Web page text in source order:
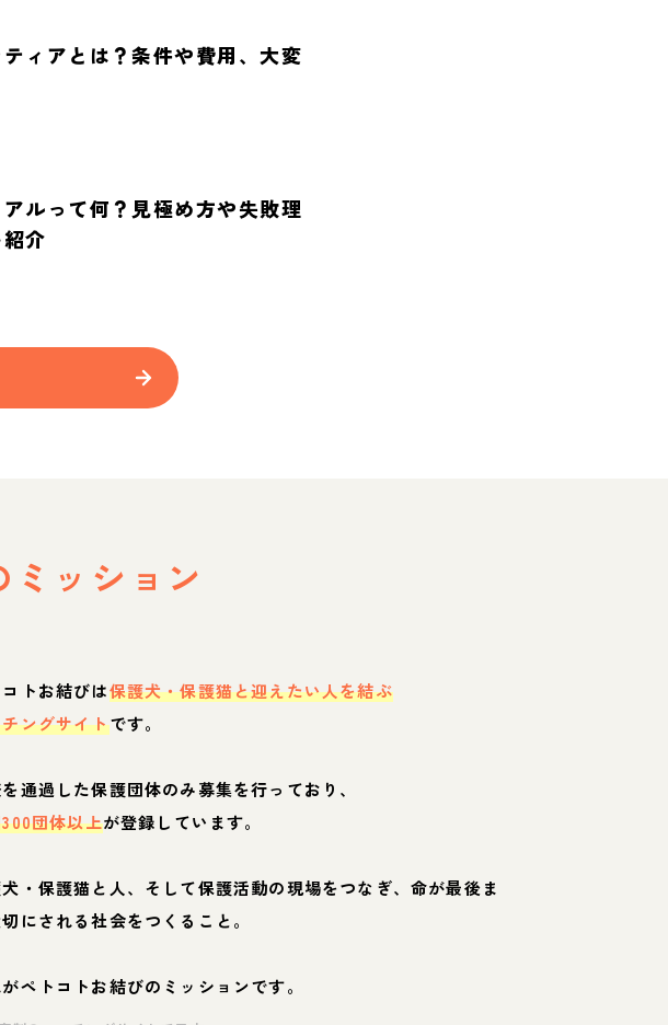
ティアとは？条件や費用、大変
ルって何？見極め方や失敗理
介
ミッション
トお結びは保護犬・保護猫と迎えたい人を結ぶ
ングサイトです。
通過した保護団体のみ募集を行っており、
団体以上が登録しています。
・保護猫と人、そして保護活動の現場をつなぎ、命が最後ま
にされる社会をつくること。
ペトコトお結びのミッションです。